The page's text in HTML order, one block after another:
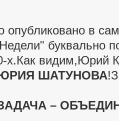
опубликовано в
буквально
х.Как видим,Юрий
ШАТУНОВА
–